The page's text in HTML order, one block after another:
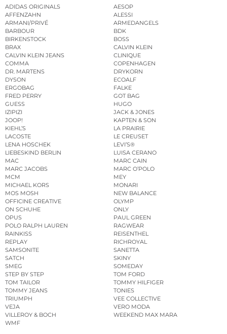
ADIDAS ORIGINALS
AESOP
AFFENZAHN
ALESSI
ARMANI/PRIVÉ
ARMEDANGELS
BARBOUR
BDK
BIRKENSTOCK
BOSS
BRAX
CALVIN KLEIN
CALVIN KLEIN JEANS
CLINIQUE
COMMA
COPENHAGEN
DR. MARTENS
DRYKORN
DYSON
ECOALF
ERGOBAG
FALKE
FRED PERRY
GOT BAG
GUESS
HUGO
IZIPIZI
JACK & JONES
JOOP!
KAPTEN & SON
KIEHL’S
LA PRAIRIE
LACOSTE
LE CREUSET
LENA HOSCHEK
LEVI’S®
LIEBESKIND BERLIN
LUISA CERANO
MAC
MARC CAIN
MARC JACOBS
MARC O’POLO
MCM
MEY
MICHAEL KORS
MONARI
MOS MOSH
NEW BALANCE
OFFICINE CREATIVE
OLYMP
ON SCHUHE
ONLY
OPUS
PAUL GREEN
POLO RALPH LAUREN
RAGWEAR
RAINKISS
REISENTHEL
REPLAY
RICHROYAL
SAMSONITE
SANETTA
SATCH
SKINY
SMEG
SOMEDAY
STEP BY STEP
TOM FORD
TOM TAILOR
TOMMY HILFIGER
TOMMY JEANS
TONIES
TRIUMPH
VEE COLLECTIVE
VEJA
VERO MODA
VILLEROY & BOCH
WEEKEND MAX MARA
WMF